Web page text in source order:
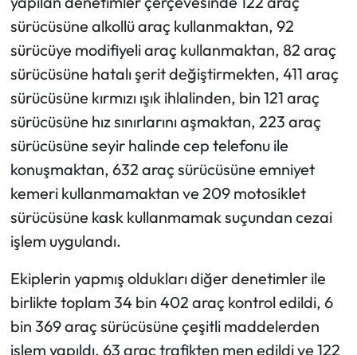
sürücüsüne alkollü araç kullanmaktan, 92
sürücüye modifiyeli araç kullanmaktan, 82 araç
sürücüsüne hatalı şerit değiştirmekten, 411 araç
sürücüsüne kırmızı ışık ihlalinden, bin 121 araç
sürücüsüne hız sınırlarını aşmaktan, 223 araç
sürücüsüne seyir halinde cep telefonu ile
konuşmaktan, 632 araç sürücüsüne emniyet
kemeri kullanmamaktan ve 209 motosiklet
sürücüsüne kask kullanmamak suçundan cezai
işlem uygulandı.
Ekiplerin yapmış oldukları diğer denetimler ile
birlikte toplam 34 bin 402 araç kontrol edildi, 6
bin 369 araç sürücüsüne çeşitli maddelerden
işlem yapıldı, 63 araç trafikten men edildi ve 122
Teknoloji